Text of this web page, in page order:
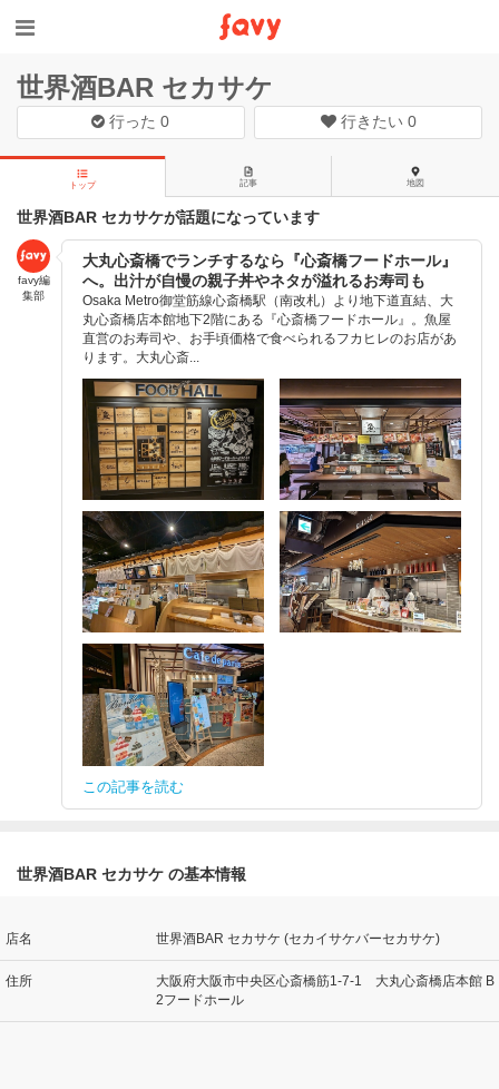
世界酒BAR セカサケ
行った0 行きたい 0
トップ 記事 地図
世界酒BAR セカサケが話題になっています
favy編
集部
大丸心斎橋でランチするなら『心斎橋フードホール』
へ。出汁が自慢の親子丼やネタが溢れるお寿司も
Osaka Metro御堂筋線心斎橋駅（南改札）より地下道直結、大
丸心斎橋店本館地下2階にある『心斎橋フードホール』。魚屋
直営のお寿司や、お手頃価格で食べられるフカヒレのお店があ
ります。大丸心斎...
この記事を読む
世界酒BAR セカサケ の基本情報
店名 世界酒BAR セカサケ (セカイサケバーセカサケ)
住所
大阪府大阪市中央区心斎橋筋1-7-1 大丸心斎橋店本館 B
2フードホール